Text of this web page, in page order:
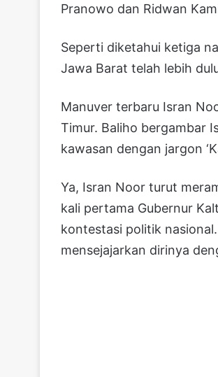
Pranowo dan Ridwan
Seperti diketahui ketiga
Jawa Barat telah lebih
Manuver terbaru Isran
Timur. Baliho bergambar
kawasan dengan jargon
Ya, Isran Noor turut
kali pertama Gubernur
kontestasi politik
mensejajarkan dirinya